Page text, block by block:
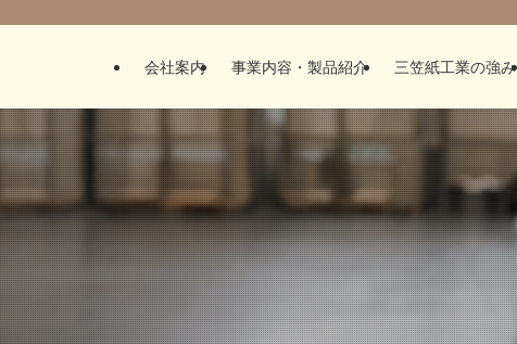
会社案内 事業内容・製品紹介 三笠紙工業の強み